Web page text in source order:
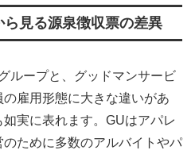
見る源泉徴収票の差異
ループと、グッドマンサービ
雇用形態に大きな違いがあ
実に表れます。GUはアパレ
ために多数のアルバイトやパ